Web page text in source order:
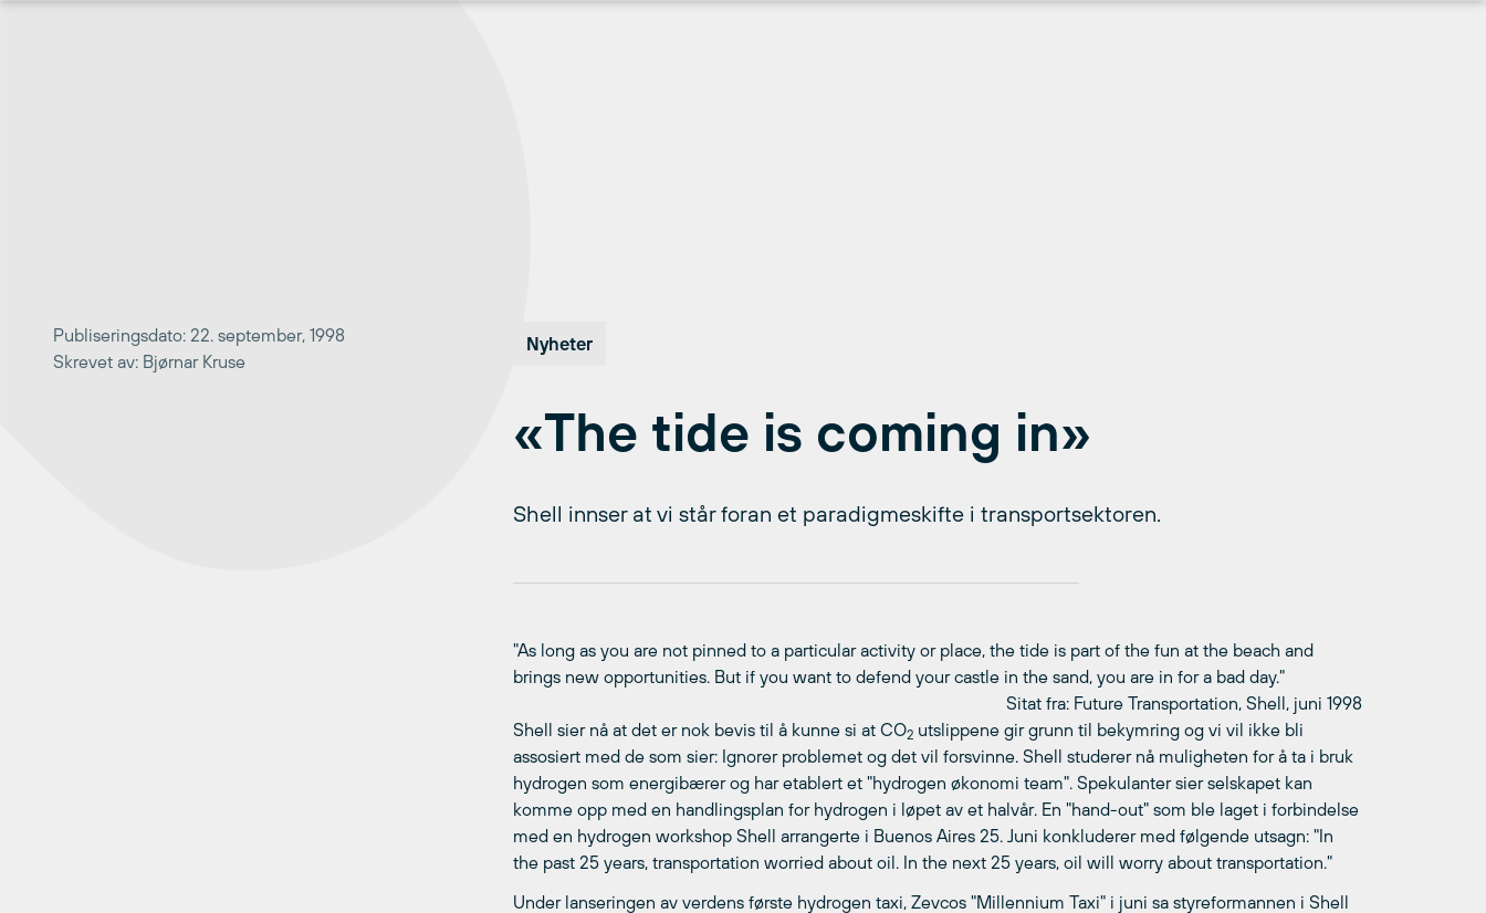
Publiseringsdato: 22. september, 1998
Skrevet av: Bjørnar Kruse
Nyheter
«The tide is coming in»
Shell innser at vi står foran et paradigmeskifte i transportsektoren.
"As long as you are not pinned to a particular activity or place, the tide is part of the fun at the beach and
brings new opportunities. But if you want to defend your castle in the sand, you are in for a bad day."
Sitat fra: Future Transportation, Shell, juni 1998
Shell sier nå at det er nok bevis til å kunne si at CO2 utslippene gir grunn til bekymring og vi vil ikke bli
assosiert med de som sier: Ignorer problemet og det vil forsvinne. Shell studerer nå muligheten for å ta i bruk
hydrogen som energibærer og har etablert et "hydrogen økonomi team". Spekulanter sier selskapet kan
komme opp med en handlingsplan for hydrogen i løpet av et halvår. En "hand-out" som ble laget i forbindelse
med en hydrogen workshop Shell arrangerte i Buenos Aires 25. Juni konkluderer med følgende utsagn: "In
the past 25 years, transportation worried about oil. In the next 25 years, oil will worry about transportation."
Under lanseringen av verdens første hydrogen taxi, Zevcos "Millennium Taxi" i juni sa styreformannen i Shell